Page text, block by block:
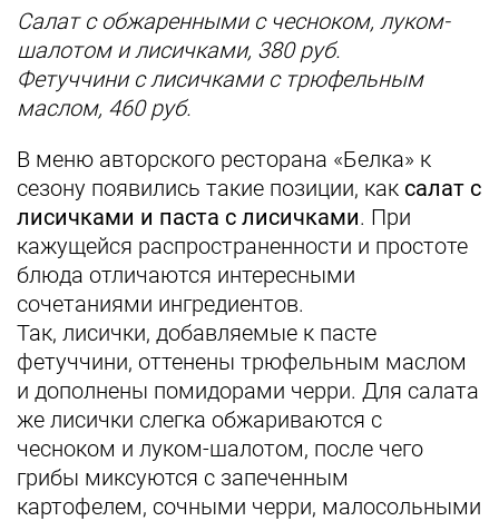
Салат с обжаренными с чесноком, луком-
шалотом и лисичками, 380 руб.
Фетуччини с лисичками с трюфельным
маслом, 460 руб.
В меню авторского ресторана «Белка» к
сезону появились такие позиции, как салат с
лисичками и паста с лисичками. При
кажущейся распространенности и простоте
блюда отличаются интересными
сочетаниями ингредиентов.
Так, лисички, добавляемые к пасте
фетуччини, оттенены трюфельным маслом
и дополнены помидорами черри. Для салата
же лисички слегка обжариваются с
чесноком и луком-шалотом, после чего
грибы миксуются с запеченным
картофелем, сочными черри, малосольными